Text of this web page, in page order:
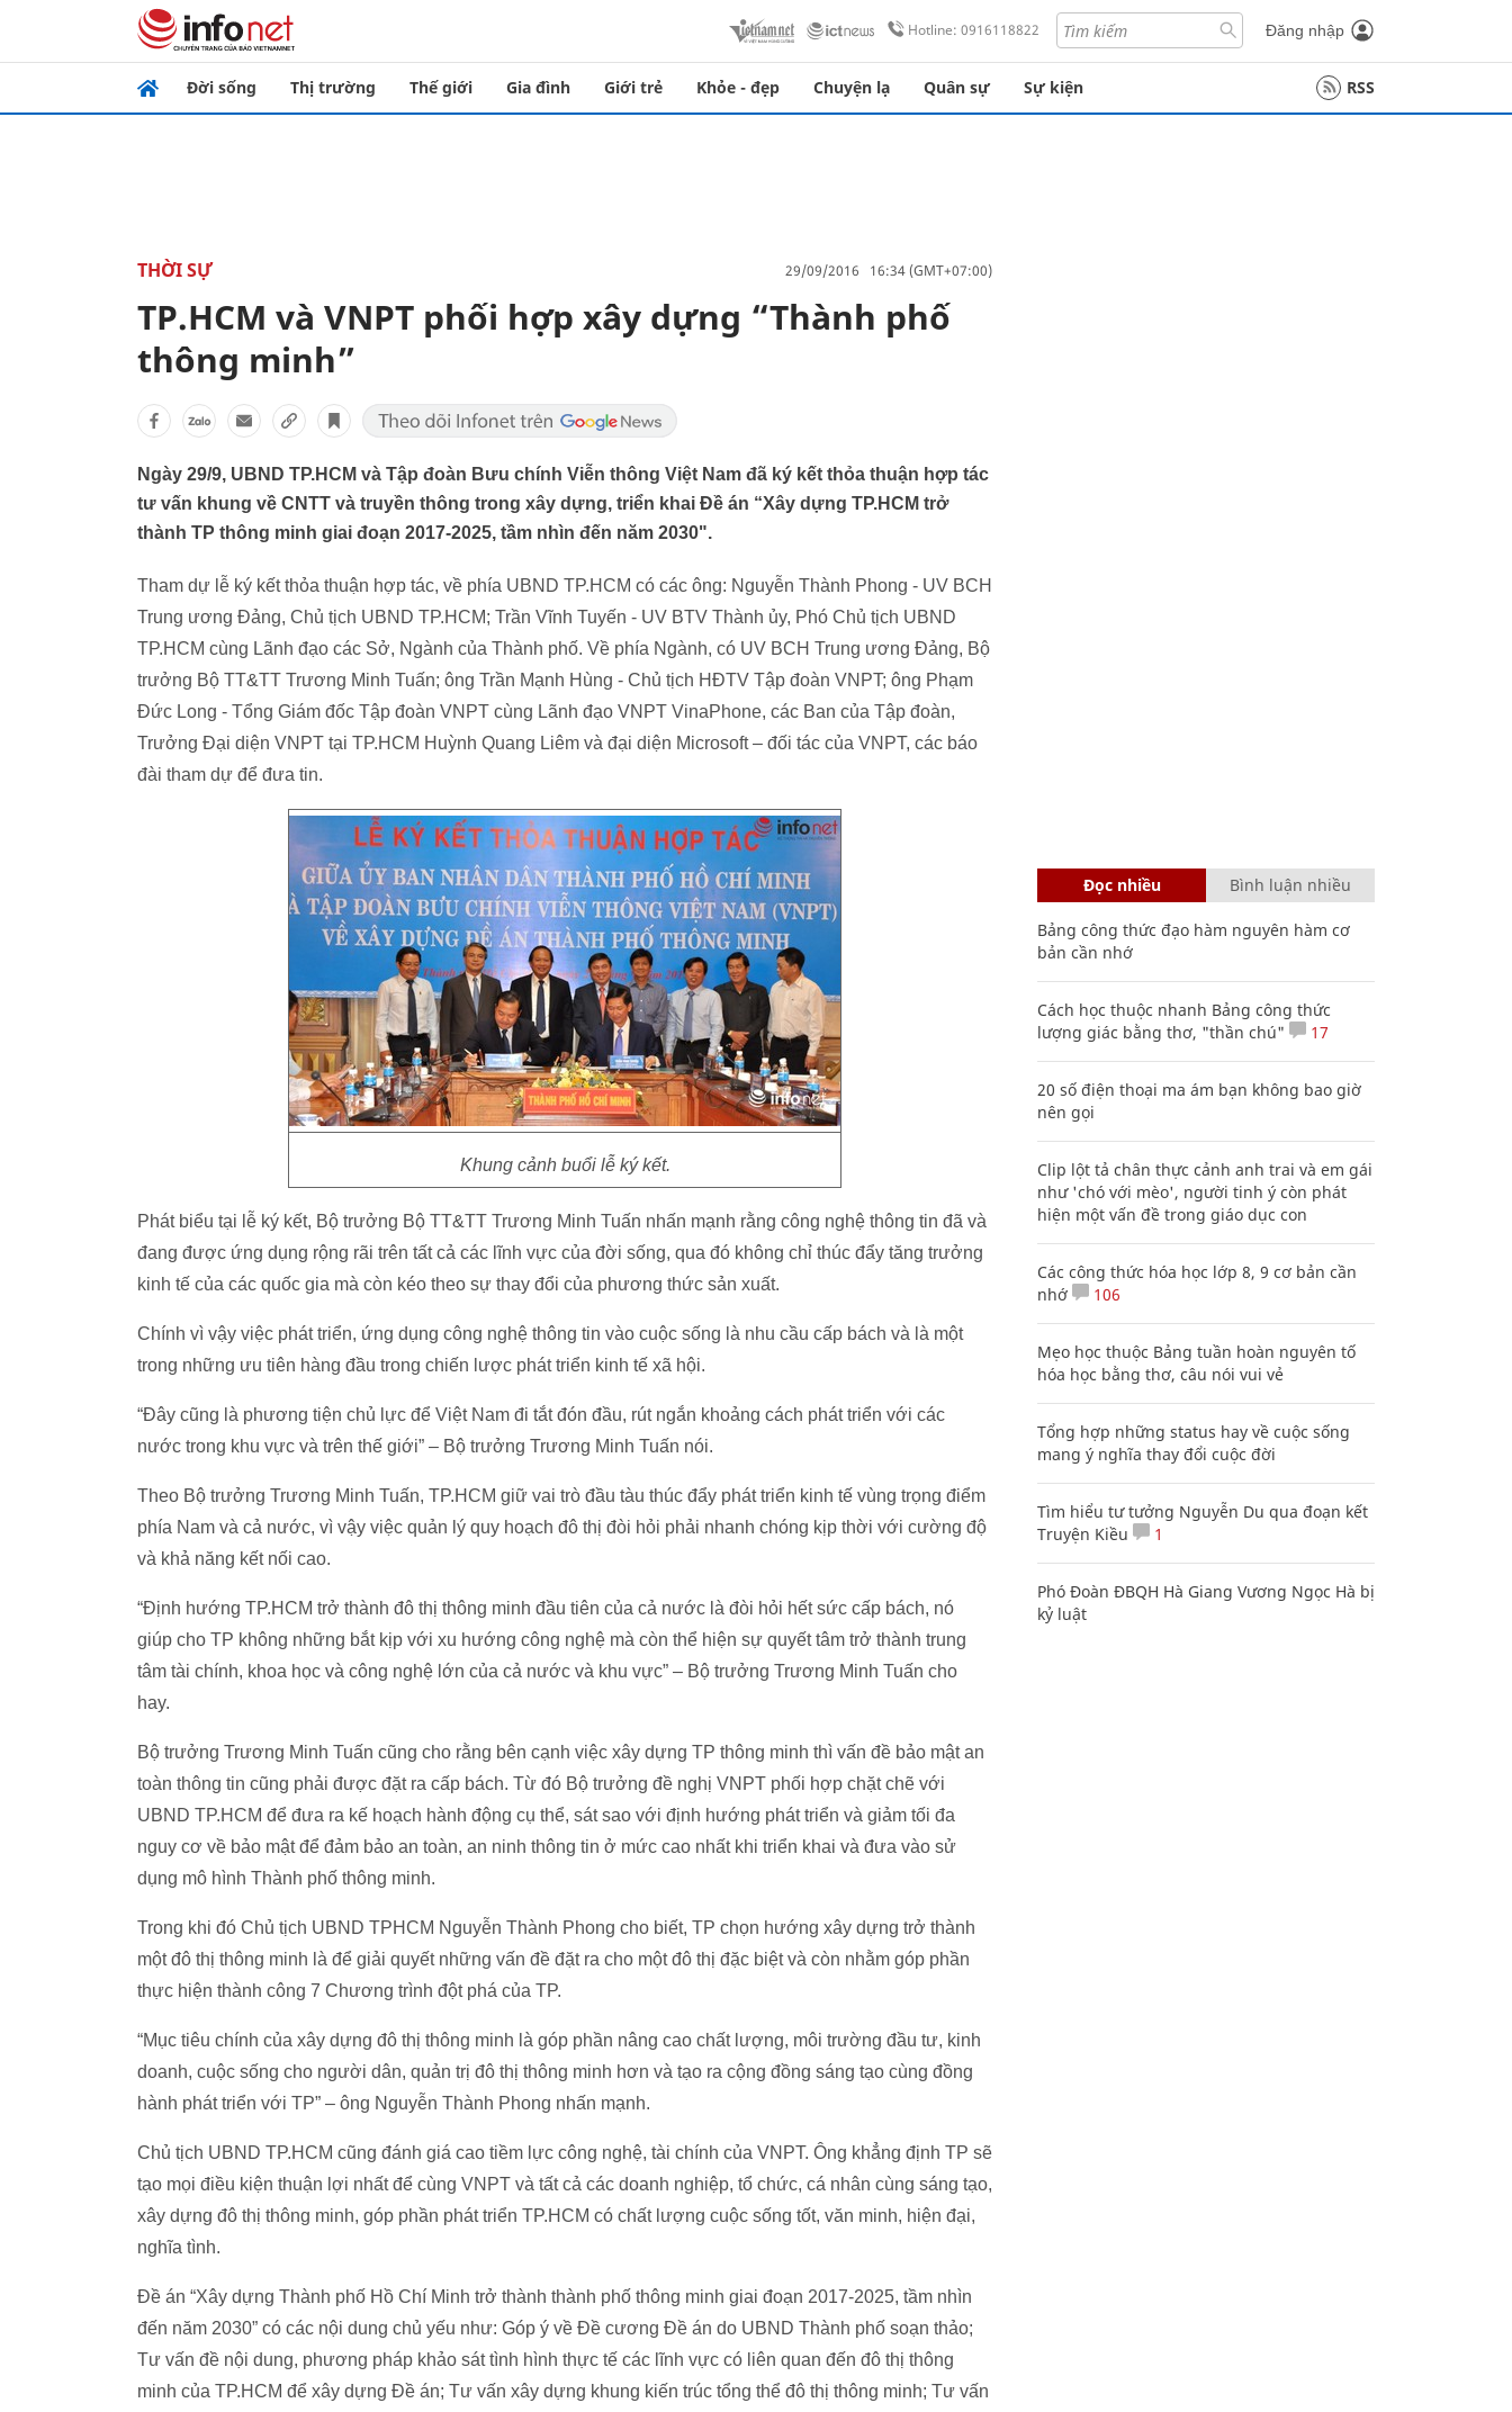
Hotline: 0916118822 Đăng nhập
Đời sống Thị trường Thế giới Gia đình Giới trẻ Khỏe - đẹp Chuyện lạ Quân sự Sự kiện RSS
THỜI SỰ 29/09/2016 16:34 (GMT+07:00)
TP.HCM và VNPT phối hợp xây dựng “Thành phố
thông minh”
Ngày 29/9, UBND TP.HCM và Tập đoàn Bưu chính Viễn thông Việt Nam đã ký kết thỏa thuận hợp tác
tư vấn khung về CNTT và truyền thông trong xây dựng, triển khai Đề án “Xây dựng TP.HCM trở
thành TP thông minh giai đoạn 2017-2025, tầm nhìn đến năm 2030".
Tham dự lễ ký kết thỏa thuận hợp tác, về phía UBND TP.HCM có các ông: Nguyễn Thành Phong - UV BCH
Trung ương Đảng, Chủ tịch UBND TP.HCM; Trần Vĩnh Tuyến - UV BTV Thành ủy, Phó Chủ tịch UBND
TP.HCM cùng Lãnh đạo các Sở, Ngành của Thành phố. Về phía Ngành, có UV BCH Trung ương Đảng, Bộ
trưởng Bộ TT&TT Trương Minh Tuấn; ông Trần Mạnh Hùng - Chủ tịch HĐTV Tập đoàn VNPT; ông Phạm
Đức Long - Tổng Giám đốc Tập đoàn VNPT cùng Lãnh đạo VNPT VinaPhone, các Ban của Tập đoàn,
Trưởng Đại diện VNPT tại TP.HCM Huỳnh Quang Liêm và đại diện Microsoft – đối tác của VNPT, các báo
đài tham dự để đưa tin.
Khung cảnh buổi lễ ký kết.
Phát biểu tại lễ ký kết, Bộ trưởng Bộ TT&TT Trương Minh Tuấn nhấn mạnh rằng công nghệ thông tin đã và
đang được ứng dụng rộng rãi trên tất cả các lĩnh vực của đời sống, qua đó không chỉ thúc đẩy tăng trưởng
kinh tế của các quốc gia mà còn kéo theo sự thay đổi của phương thức sản xuất.
Chính vì vậy việc phát triển, ứng dụng công nghệ thông tin vào cuộc sống là nhu cầu cấp bách và là một
trong những ưu tiên hàng đầu trong chiến lược phát triển kinh tế xã hội.
“Đây cũng là phương tiện chủ lực để Việt Nam đi tắt đón đầu, rút ngắn khoảng cách phát triển với các
nước trong khu vực và trên thế giới” – Bộ trưởng Trương Minh Tuấn nói.
Theo Bộ trưởng Trương Minh Tuấn, TP.HCM giữ vai trò đầu tàu thúc đẩy phát triển kinh tế vùng trọng điểm
phía Nam và cả nước, vì vậy việc quản lý quy hoạch đô thị đòi hỏi phải nhanh chóng kịp thời với cường độ
và khả năng kết nối cao.
“Định hướng TP.HCM trở thành đô thị thông minh đầu tiên của cả nước là đòi hỏi hết sức cấp bách, nó
giúp cho TP không những bắt kịp với xu hướng công nghệ mà còn thể hiện sự quyết tâm trở thành trung
tâm tài chính, khoa học và công nghệ lớn của cả nước và khu vực” – Bộ trưởng Trương Minh Tuấn cho
hay.
Bộ trưởng Trương Minh Tuấn cũng cho rằng bên cạnh việc xây dựng TP thông minh thì vấn đề bảo mật an
toàn thông tin cũng phải được đặt ra cấp bách. Từ đó Bộ trưởng đề nghị VNPT phối hợp chặt chẽ với
UBND TP.HCM để đưa ra kế hoạch hành động cụ thể, sát sao với định hướng phát triển và giảm tối đa
nguy cơ về bảo mật để đảm bảo an toàn, an ninh thông tin ở mức cao nhất khi triển khai và đưa vào sử
dụng mô hình Thành phố thông minh.
Trong khi đó Chủ tịch UBND TPHCM Nguyễn Thành Phong cho biết, TP chọn hướng xây dựng trở thành
một đô thị thông minh là để giải quyết những vấn đề đặt ra cho một đô thị đặc biệt và còn nhằm góp phần
thực hiện thành công 7 Chương trình đột phá của TP.
“Mục tiêu chính của xây dựng đô thị thông minh là góp phần nâng cao chất lượng, môi trường đầu tư, kinh
doanh, cuộc sống cho người dân, quản trị đô thị thông minh hơn và tạo ra cộng đồng sáng tạo cùng đồng
hành phát triển với TP” – ông Nguyễn Thành Phong nhấn mạnh.
Chủ tịch UBND TP.HCM cũng đánh giá cao tiềm lực công nghệ, tài chính của VNPT. Ông khẳng định TP sẽ
tạo mọi điều kiện thuận lợi nhất để cùng VNPT và tất cả các doanh nghiệp, tổ chức, cá nhân cùng sáng tạo,
xây dựng đô thị thông minh, góp phần phát triển TP.HCM có chất lượng cuộc sống tốt, văn minh, hiện đại,
nghĩa tình.
Đề án “Xây dựng Thành phố Hồ Chí Minh trở thành thành phố thông minh giai đoạn 2017-2025, tầm nhìn
đến năm 2030” có các nội dung chủ yếu như: Góp ý về Đề cương Đề án do UBND Thành phố soạn thảo;
Tư vấn đề nội dung, phương pháp khảo sát tình hình thực tế các lĩnh vực có liên quan đến đô thị thông
minh của TP.HCM để xây dựng Đề án; Tư vấn xây dựng khung kiến trúc tổng thể đô thị thông minh; Tư vấn
Đọc nhiều Bình luận nhiều
Bảng công thức đạo hàm nguyên hàm cơ
bản cần nhớ
Cách học thuộc nhanh Bảng công thức
lượng giác bằng thơ, "thần chú"
17
20 số điện thoại ma ám bạn không bao giờ
nên gọi
Clip lột tả chân thực cảnh anh trai và em gái
như 'chó với mèo', người tinh ý còn phát
hiện một vấn đề trong giáo dục con
Các công thức hóa học lớp 8, 9 cơ bản cần
nhớ
106
Mẹo học thuộc Bảng tuần hoàn nguyên tố
hóa học bằng thơ, câu nói vui vẻ
Tổng hợp những status hay về cuộc sống
mang ý nghĩa thay đổi cuộc đời
Tìm hiểu tư tưởng Nguyễn Du qua đoạn kết
Truyện Kiều
1
Phó Đoàn ĐBQH Hà Giang Vương Ngọc Hà bị
kỷ luật